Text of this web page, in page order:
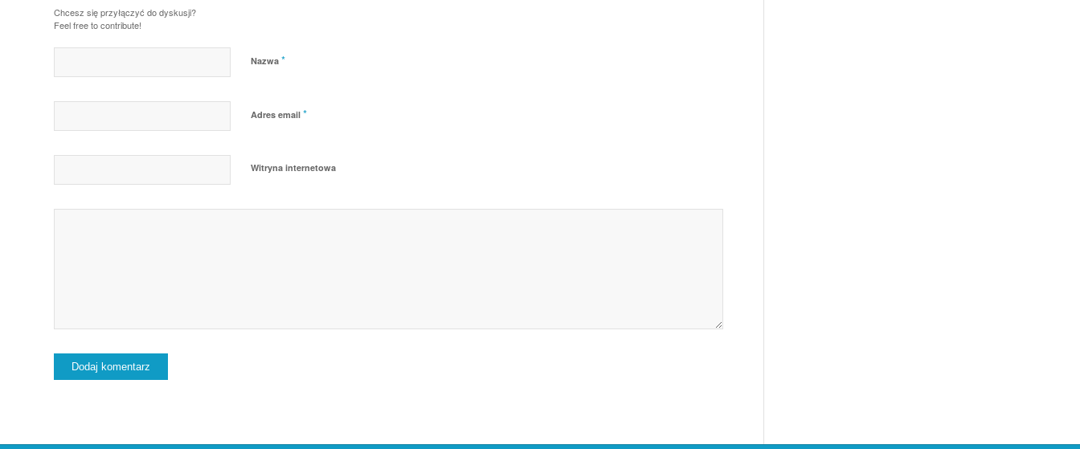
Chcesz się przyłączyć do dyskusji?
Feel free to contribute!
Nazwa *
Adres email *
Witryna internetowa